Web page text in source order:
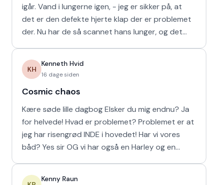
igår. Vand i lungerne igen, - jeg er sikker på, at
det er den defekte hjerte klap der er problemet
der. Nu har de så scannet hans lunger, og det
KH
Kenneth Hvid
16 dage siden
Cosmic chaos
Kære søde lille dagbog Elsker du mig endnu? Ja
for helvede! Hvad er problemet? Problemet er at
jeg har risengrød INDE i hovedet! Har vi vores
båd? Yes sir OG vi har også en Harley og en
Kenny Raun